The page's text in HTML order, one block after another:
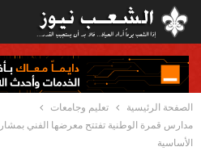
الصفحة الرئيسية
تعليم وجامعات
مدارس قمرة الوطنية تفتتح معرضها الفني
الأساسية